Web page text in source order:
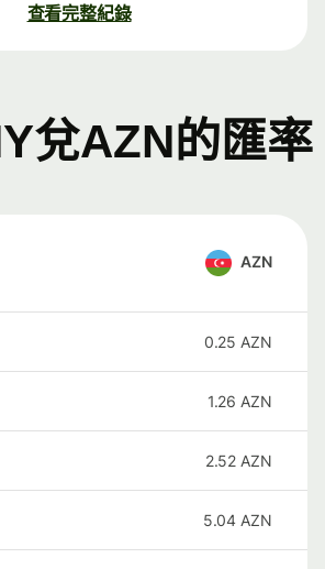
查看完整紀錄
兌AZN的匯率
AZN
0.25 AZN
1.26 AZN
2.52 AZN
5.04 AZN